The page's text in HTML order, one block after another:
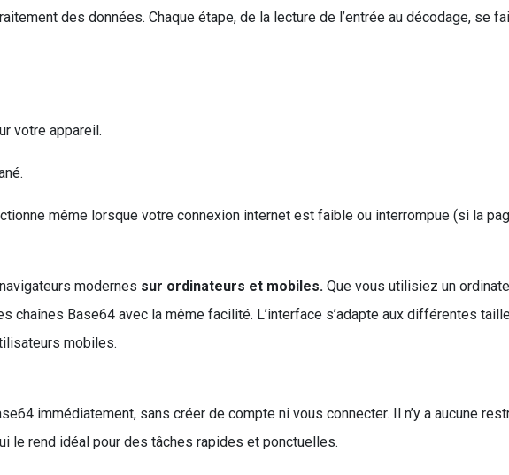
des données. Chaque étape, de la lecture de l’entrée au décodage, se
votre appareil.
même lorsque votre connexion internet est faible ou interrompue (si la
modernes sur ordinateurs et mobiles. Que vous utilisiez un
chaînes Base64 avec la même facilité. L’interface s’adapte aux différentes
mobiles.
immédiatement, sans créer de compte ni vous connecter. Il n’y a aucune
le rend idéal pour des tâches rapides et ponctuelles.